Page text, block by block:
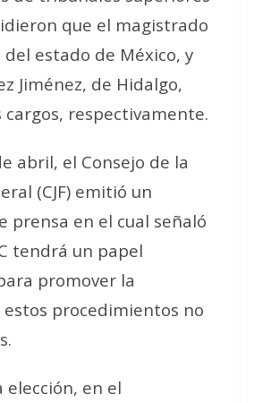
que el magistrado
del estado de México, y
Jiménez, de Hidalgo,
cargos, respectivamente.
abril, el Consejo de la
(CJF) emitió un
prensa en el cual señaló
tendrá un papel
promover la
procedimientos no
.
elección, en el